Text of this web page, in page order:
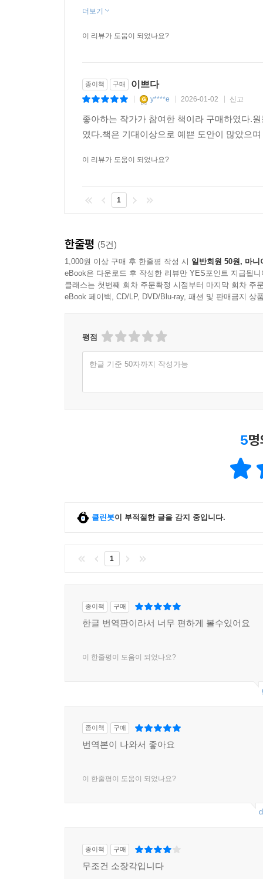
더보기
이 리뷰가 도움이 되었나요?
종이책 구매 이쁘다
y****e 2026-01-02 신고
좋아하는 작가가 참여한 책이라 구매하였다.
였다.책은 기대이상으로 예쁜 도안이 많았으
이 리뷰가 도움이 되었나요?
1
한줄평 (5건)
1,000원 이상 구매 후 한줄평 작성 시 일반회원 50원, 마니
eBook은 다운로드 후 작성한 리뷰만 YES포인트 지급됩니
클래스는 첫번째 회차 주문확정 시점부터 마지막 회차 주
eBook 페이백, CD/LP, DVD/Blu-ray, 패션 및 판매금지 상
평점
한글 기준 50자까지 작성가능
5
클린봇이 부적절한 글을 감지 중입니다.
1
종이책 구매
한글 번역판이라서 너무 편하게 볼수있어요
이 한줄평이 도움이 되었나요?
종이책 구매
번역본이 나와서 좋아요
이 한줄평이 도움이 되었나요?
종이책 구매
무조건 소장각입니다